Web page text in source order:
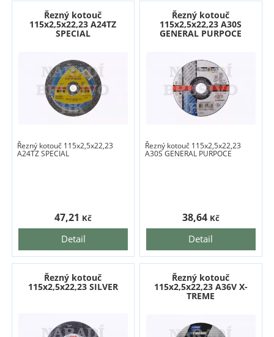
Řezný kotouč
115x2,5x22,23 A24TZ
SPECIAL
Řezný kotouč 115x2,5x22,23
A24TZ SPECIAL
Detail
47,21 Kč
Řezný kotouč
115x2,5x22,23 A30S
GENERAL PURPOCE
Řezný kotouč 115x2,5x22,23
A30S GENERAL PURPOCE
Detail
38,64 Kč
Řezný kotouč
115x2,5x22,23 SILVER
Řezný kotouč
115x2,5x22,23 A36V X-
TREME